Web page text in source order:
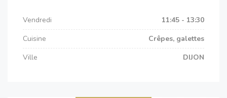
Vendredi
11:45 - 13:30
Cuisine
Crêpes, galettes
Ville
DIJON